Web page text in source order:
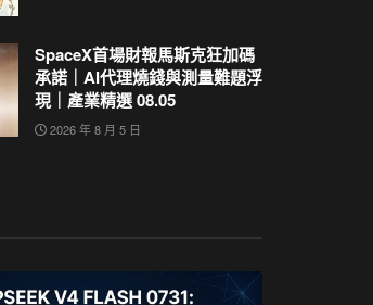
SpaceX首場財報馬斯克狂加碼
承諾｜AI代理燒錢與測量難題浮
現｜產業精選 08.05
2026 年 8 月 5 日